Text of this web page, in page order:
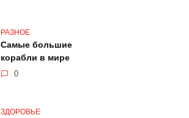
РАЗНОЕ
Самые большие
корабли в мире
0
ЗДОРОВЬЕ